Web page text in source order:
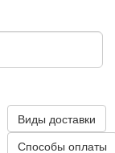
Виды доставки
Способы оплаты